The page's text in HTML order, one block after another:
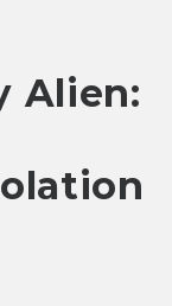
Alien: